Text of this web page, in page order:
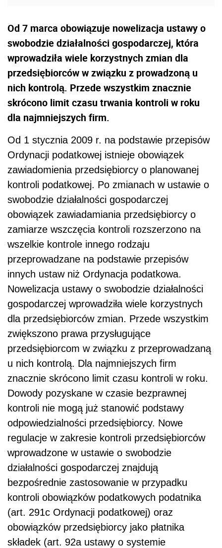
Od 7 marca obowiązuje nowelizacja ustawy o
swobodzie działalności gospodarczej, która
wprowadziła wiele korzystnych zmian dla
przedsiębiorców w związku z prowadzoną u
nich kontrolą. Przede wszystkim znacznie
skrócono limit czasu trwania kontroli w roku
dla najmniejszych firm.
Od 1 stycznia 2009 r. na podstawie przepisów
Ordynacji podatkowej istnieje obowiązek
zawiadomienia przedsiębiorcy o planowanej
kontroli podatkowej. Po zmianach w ustawie o
swobodzie działalności gospodarczej
obowiązek zawiadamiania przedsiębiorcy o
zamiarze wszczęcia kontroli rozszerzono na
wszelkie kontrole innego rodzaju
przeprowadzane na podstawie przepisów
innych ustaw niż Ordynacja podatkowa.
Nowelizacja ustawy o swobodzie działalności
gospodarczej wprowadziła wiele korzystnych
dla przedsiębiorców zmian. Przede wszystkim
zwiększono prawa przysługujące
przedsiębiorcom w związku z przeprowadzaną
u nich kontrolą. Dla najmniejszych firm
znacznie skrócono limit czasu kontroli w roku.
Dowody pozyskane w czasie bezprawnej
kontroli nie mogą już stanowić podstawy
odpowiedzialności przedsiębiorcy. Nowe
regulacje w zakresie kontroli przedsiębiorców
wprowadzone w ustawie o swobodzie
działalności gospodarczej znajdują
bezpośrednie zastosowanie w przypadku
kontroli obowiązków podatkowych podatnika
(art. 291c Ordynacji podatkowej) oraz
obowiązków przedsiębiorcy jako płatnika
składek (art. 92a ustawy o systemie